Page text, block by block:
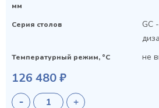
мм
Серия столов
GC
Температурный режим, °C не
126 480 ₽